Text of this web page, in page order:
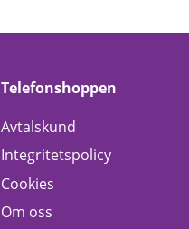
Telefonshoppen
Avtalskund
Integritetspolicy
Cookies
Om oss